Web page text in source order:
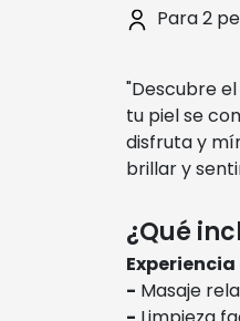
Para 2
"Descubre
tu piel se
disfruta y
brillar y
¿Qué
- Masaje